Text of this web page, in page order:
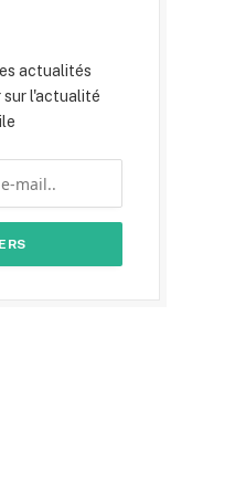
actualités
sur l'actualité